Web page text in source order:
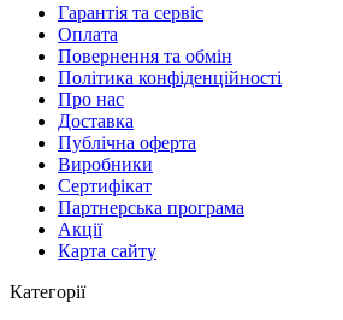
Гарантія та сервіс
Оплата
Повернення та обмін
Політика конфіденційності
Про нас
Доставка
Публічна оферта
Виробники
Сертифікат
Партнерська програма
Акції
Карта сайту
Категорії